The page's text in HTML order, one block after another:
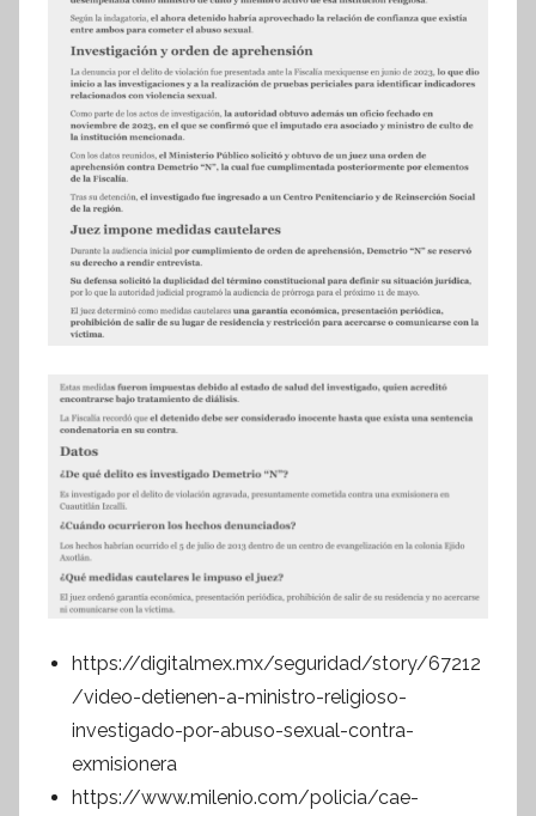
https://digitalmex.mx/seguridad/story/67212
/video-detienen-a-ministro-religioso-
investigado-por-abuso-sexual-contra-
exmisionera
https://www.milenio.com/policia/cae-